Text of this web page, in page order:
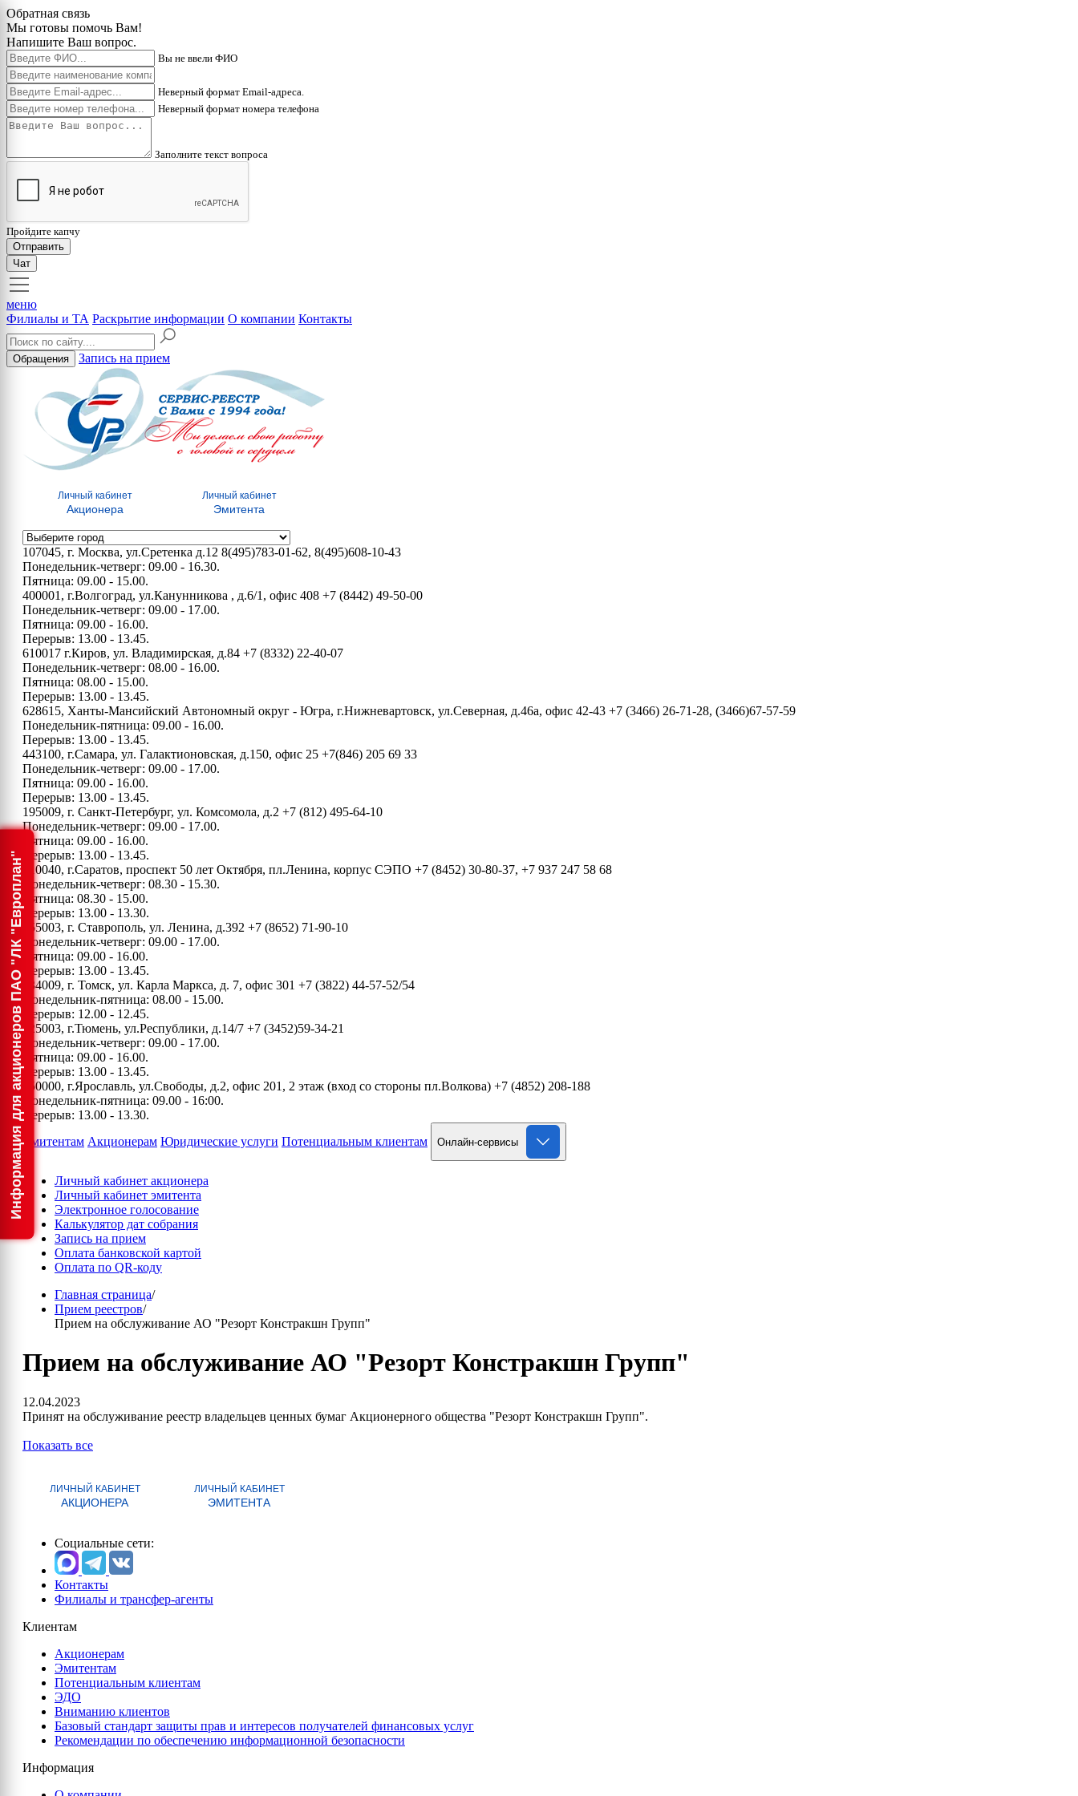
Обратная связь
Мы готовы помочь Вам!
Напишите Ваш вопрос.
Вы не ввели ФИО
Неверный формат Email-адреса.
Неверный формат номера телефона
Заполните текст вопроса
Пройдите капчу
Отправить
Чат
Информация для акционеров ПАО "ЛК "Европлан"
меню
Филиалы и ТА Раскрытие информации О компании Контакты
Обращения Запись на прием
Личный кабинет
Акционера
Личный кабинет
Эмитента
107045, г. Москва, ул.Сретенка д.12 8(495)783-01-62, 8(495)608-10-43
Понедельник-четверг: 09.00 - 16.30.
Пятница: 09.00 - 15.00.
400001, г.Волгоград, ул.Канунникова , д.6/1, офис 408 +7 (8442) 49-50-00
Понедельник-четверг: 09.00 - 17.00.
Пятница: 09.00 - 16.00.
Перерыв: 13.00 - 13.45.
610017 г.Киров, ул. Владимирская, д.84 +7 (8332) 22-40-07
Понедельник-четверг: 08.00 - 16.00.
Пятница: 08.00 - 15.00.
Перерыв: 13.00 - 13.45.
628615, Ханты-Мансийский Автономный округ - Югра, г.Нижневартовск, ул.Северная, д.46а, офис 42-43 +7 (3466) 26-71-28, (3466)67-57-59
Понедельник-пятница: 09.00 - 16.00.
Перерыв: 13.00 - 13.45.
443100, г.Самара, ул. Галактионовская, д.150, офис 25 +7(846) 205 69 33
Понедельник-четверг: 09.00 - 17.00.
Пятница: 09.00 - 16.00.
Перерыв: 13.00 - 13.45.
195009, г. Санкт-Петербург, ул. Комсомола, д.2 +7 (812) 495-64-10
Понедельник-четверг: 09.00 - 17.00.
Пятница: 09.00 - 16.00.
Перерыв: 13.00 - 13.45.
410040, г.Саратов, проспект 50 лет Октября, пл.Ленина, корпус СЭПО +7 (8452) 30-80-37, +7 937 247 58 68
Понедельник-четверг: 08.30 - 15.30.
Пятница: 08.30 - 15.00.
Перерыв: 13.00 - 13.30.
355003, г. Ставрополь, ул. Ленина, д.392 +7 (8652) 71-90-10
Понедельник-четверг: 09.00 - 17.00.
Пятница: 09.00 - 16.00.
Перерыв: 13.00 - 13.45.
634009, г. Томск, ул. Карла Маркса, д. 7, офис 301 +7 (3822) 44-57-52/54
Понедельник-пятница: 08.00 - 15.00.
Перерыв: 12.00 - 12.45.
625003, г.Тюмень, ул.Республики, д.14/7 +7 (3452)59-34-21
Понедельник-четверг: 09.00 - 17.00.
Пятница: 09.00 - 16.00.
Перерыв: 13.00 - 13.45.
150000, г.Ярославль, ул.Свободы, д.2, офис 201, 2 этаж (вход со стороны пл.Волкова) +7 (4852) 208-188
Понедельник-пятница: 09.00 - 16:00.
Перерыв: 13.00 - 13.30.
Эмитентам Акционерам Юридические услуги Потенциальным клиентам Онлайн-сервисы
Личный кабинет акционера
Личный кабинет эмитента
Электронное голосование
Калькулятор дат собрания
Запись на прием
Оплата банковской картой
Оплата по QR-коду
Главная страница/
Прием реестров/
Прием на обслуживание АО "Резорт Констракшн Групп"
Прием на обслуживание АО "Резорт Констракшн Групп"
12.04.2023
Принят на обслуживание реестр владельцев ценных бумаг Акционерного общества "Резорт Констракшн Групп".
Показать все
ЛИЧНЫЙ КАБИНЕТ
АКЦИОНЕРА
ЛИЧНЫЙ КАБИНЕТ
ЭМИТЕНТА
Социальные сети:
Контакты
Филиалы и трансфер-агенты
Клиентам
Акционерам
Эмитентам
Потенциальным клиентам
ЭДО
Вниманию клиентов
Базовый стандарт защиты прав и интересов получателей финансовых услуг
Рекомендации по обеспечению информационной безопасности
Информация